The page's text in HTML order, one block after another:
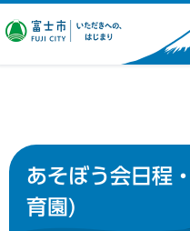
富士市 いただ
あそぼう会日程
育園)